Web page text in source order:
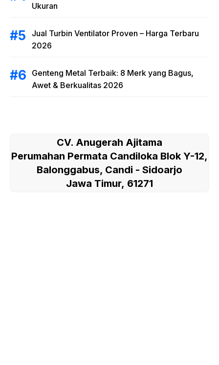
Ukuran
Jual Turbin Ventilator Proven – Harga Terbaru
2026
Genteng Metal Terbaik: 8 Merk yang Bagus,
Awet & Berkualitas 2026
CV. Anugerah Ajitama
Perumahan Permata Candiloka Blok Y-12,
Balonggabus, Candi - Sidoarjo
Jawa Timur, 61271